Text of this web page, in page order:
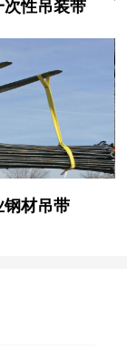
性吊装带
钢材吊带